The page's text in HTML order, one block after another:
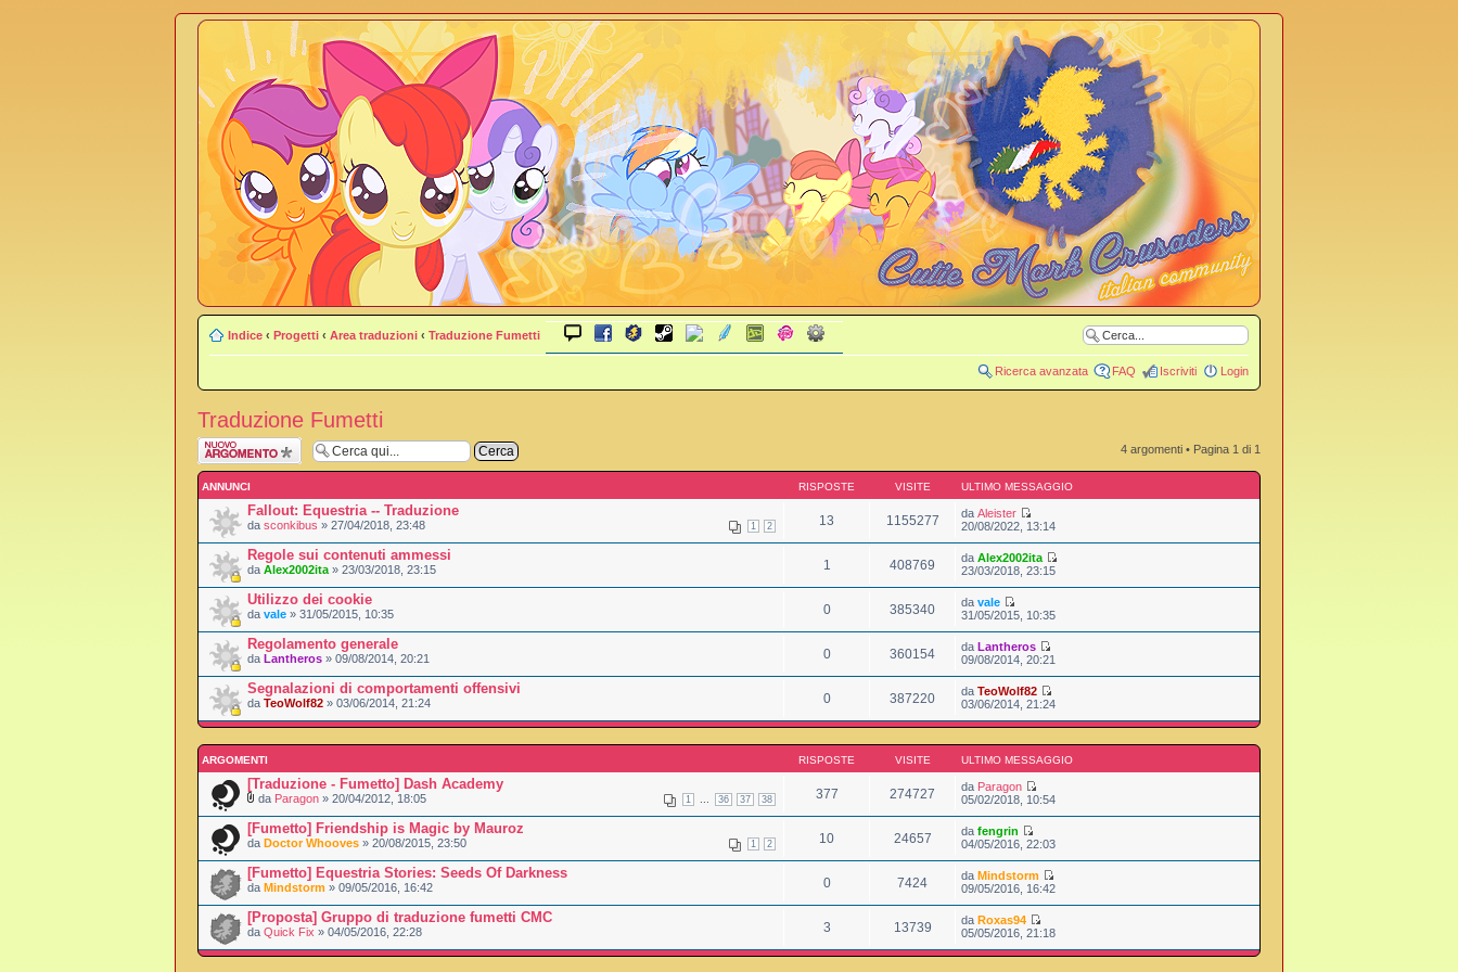
Indice ‹ Progetti ‹ Area traduzioni ‹ Traduzione Fumetti
Ricerca avanzata FAQ Iscriviti Login
Traduzione Fumetti
Scrivi un nuovo
argomento
4 argomenti • Pagina 1 di 1
ANNUNCI RISPOSTE VISITE ULTIMO MESSAGGIO
Fallout: Equestria -- Traduzione
1 2
da sconkibus » 27/04/2018, 23:48 13 1155277 daAleister
20/08/2022, 13:14
Regole sui contenuti ammessi
da Alex2002ita » 23/03/2018, 23:15 1 408769 daAlex2002ita
23/03/2018, 23:15
Utilizzo dei cookie
da vale » 31/05/2015, 10:35 0 385340 davale
31/05/2015, 10:35
Regolamento generale
da Lantheros » 09/08/2014, 20:21 0 360154 daLantheros
09/08/2014, 20:21
Segnalazioni di comportamenti offensivi
da TeoWolf82 » 03/06/2014, 21:24 0 387220 daTeoWolf82
03/06/2014, 21:24
ARGOMENTI RISPOSTE VISITE ULTIMO MESSAGGIO
[Traduzione - Fumetto] Dash Academy
1 36 37 38
da Paragon » 20/04/2012, 18:05 377 274727 da Paragon
05/02/2018, 10:54
[Fumetto] Friendship is Magic by Mauroz
1 2
da Doctor Whooves » 20/08/2015, 23:50 10 24657 dafengrin
04/05/2016, 22:03
[Fumetto] Equestria Stories: Seeds Of Darkness
da Mindstorm » 09/05/2016, 16:42 0 7424 daMindstorm
09/05/2016, 16:42
[Proposta] Gruppo di traduzione fumetti CMC
da Quick Fix » 04/05/2016, 22:28 3 13739 daRoxas94
05/05/2016, 21:18